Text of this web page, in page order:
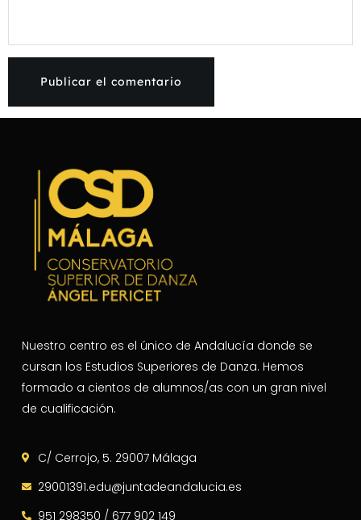
Nuestro centro es el único de Andalucía donde se
cursan los Estudios Superiores de Danza. Hemos
formado a cientos de alumnos/as con un gran nivel
de cualificación.
C/ Cerrojo, 5. 29007 Málaga
29001391.edu@juntadeandalucia.es
951 298350 / 677 902 149